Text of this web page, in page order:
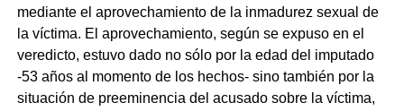
mediante el aprovechamiento de la inmadurez sexual de
la víctima. El aprovechamiento, según se expuso en el
veredicto, estuvo dado no sólo por la edad del imputado
-53 años al momento de los hechos- sino también por la
situación de preeminencia del acusado sobre la víctima,